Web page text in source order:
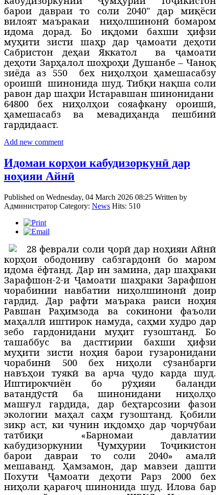
барои давраи то соли 2040" дар миқёси
вилоят маъракаи
ниҳолшинонӣ бомаром
идома дорад. Бо иқдоми бахши ҳифзи
муҳити зисти шаҳр дар ҷамоати деҳоти
Сабристон деҳаи Яккатол
ва ҷамоати
деҳоти Зарҳалол шоҳроҳи Душанбе – Чаноқ
зиёда аз 550
бех ниҳолҳои ҳамешасабзу
ороишӣ шинонида шуд. Тибқи нақша соли
равон дар шаҳри Истаравшан шинонидани
64800 бех ниҳолҳои сояафкану ороишӣ,
ҳамешасабз ва мевадиҳанда пешбинӣ
гардидааст.
Add new comment
Идомаи корҳои кабудизоркунӣ дар
ноҳияи Айнӣ
Published on Wednesday, 04 March 2026 08:25 Written by
Администратор Category: News Hits: 510
28 феврали соли ҷорӣ дар ноҳияи Айнӣ
корҳои ободониву сабзгардонӣ бо маром
идома ёфтанд. Дар ин замина, дар шаҳраки
Зарафшон-2-и Ҷамоати шаҳраки Зарафшон
чорабинии навбатии ниҳолшинонӣ доир
гардид. Дар рафти маърака раиси ноҳия
Равшан Раҳимзода ва сокинони фаъоли
маҳаллӣ иштирок намуда, саҳми худро дар
зебо гардонидани муҳит гузоштанд. Бо
ташаббус ва дастгирии бахши ҳифзи
муҳити зисти ноҳия барои гузаронидани
чорабинӣ 500 бех ниҳоли сӯзанбарги
навъҳои туякӣ ва арча ҷудо карда шуд.
Иштирокчиён бо рӯҳияи баланди
ватандӯстӣ ба шинонидани ниҳолҳо
машғул гардида, дар беҳтарсозии фазои
экологии маҳал саҳм гузоштанд. Қобили
зикр аст, ки чунин иқдомҳо дар чорчӯбаи
татбиқи «Барномаи давлатии
кабудизоркунии Ҷумҳурии Тоҷикистон
барои давраи то соли 2040» амалӣ
мешаванд. Ҳамзамон, дар мавзеи дашти
Похути Ҷамоати деҳоти Рарз 2000 бех
ниҳоли қарағоҷ шинонида шуд. Илова бар